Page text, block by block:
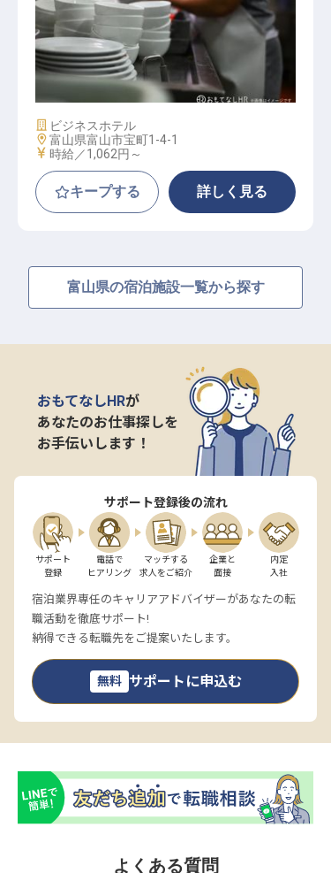
食器洗浄・調理補助業務
施設業態
ビジネスホテル
勤務地
富山県富山市宝町1-4-1
給与
時給／1,062円～
キープする 詳しく見る
富山県の宿泊施設一覧から探す
おもてなしHRが
あなたのお仕事探しを
お手伝いします！
サポート登録後の流れ
サポート
登録
電話で
ヒアリング
マッチする
求人をご紹介
企業と
面接
内定
入社
宿泊業界専任のキャリアアドバイザーがあなたの転
職活動を徹底サポート!
納得できる転職先をご提案いたします。
無料 サポートに申込む
よくある質問